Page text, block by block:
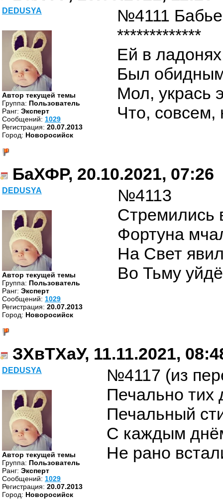
DEDUSYA
Автор текущей темы
Группа: Пользователь
Ранг: Эксперт
Cообщений: 1029
Регистрация: 20.07.2013
Город: Новоросийск
№4111
*************
Ей в
Был
Мол, укрась
Что, совсем,
БаХФР, 20.10.2021, 07:26
DEDUSYA
Автор текущей темы
Группа: Пользователь
Ранг: Эксперт
Cообщений: 1029
Регистрация: 20.07.2013
Город: Новоросийск
№4113
Стремились
Фортуна
На Свет
Во Тьму
ЗХвТХаУ, 11.11.2021,
DEDUSYA
Автор текущей темы
Группа: Пользователь
Ранг: Эксперт
Cообщений: 1029
Регистрация: 20.07.2013
Город: Новоросийск
№4117 (из
Печально
Печальный
С каждым
Не рано